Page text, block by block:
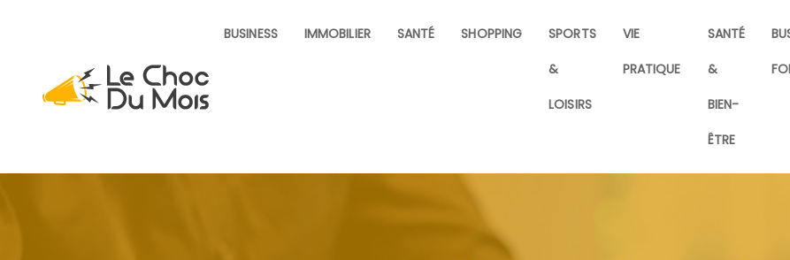
BUSINESS IMMOBILIER SANTÉ SHOPPING
SPORTS
&
LOISIRS
VIE
PRATIQUE
SANTÉ
&
BIEN-
ÊTRE